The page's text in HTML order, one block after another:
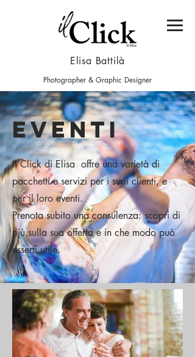
Elisa Battilà
Photographer & Graphic Designer
eventi
Il Click di Elisa offre una varietà di
pacchetti e servizi per i suoi clienti, e
per il loro eventi.
Prenota subito una consulenza: scopri di
più sulla sua offerta e in che modo può
esserti utile.